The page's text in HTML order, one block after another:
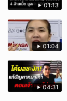
01:13
01:04
04:31